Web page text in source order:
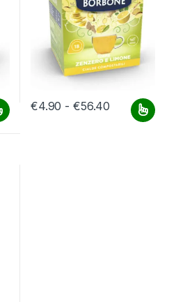
di prezzo: da €4.90 a €56.40
Le opzioni possono essere
€4.90 - €56.40 Fascia di
Questo prodotto ha più